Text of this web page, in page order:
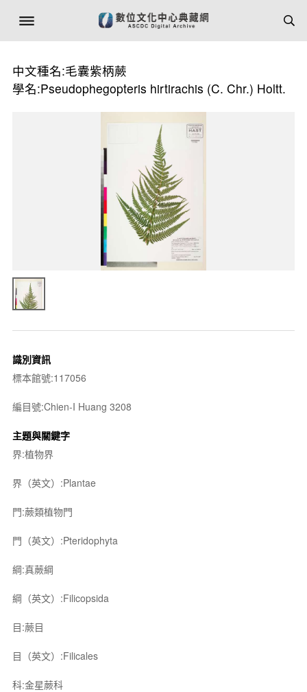
中文種名:毛囊紫柄蕨
學名:Pseudophegopteris hirtirachis (C. Chr.) Holtt.
識別資訊
標本館號:117056
編目號:Chien-I Huang 3208
主題與關鍵字
界:植物界
界（英文）:Plantae
門:蕨類植物門
門（英文）:Pteridophyta
綱:真蕨綱
綱（英文）:Filicopsida
目:蕨目
目（英文）:Filicales
科:金星蕨科